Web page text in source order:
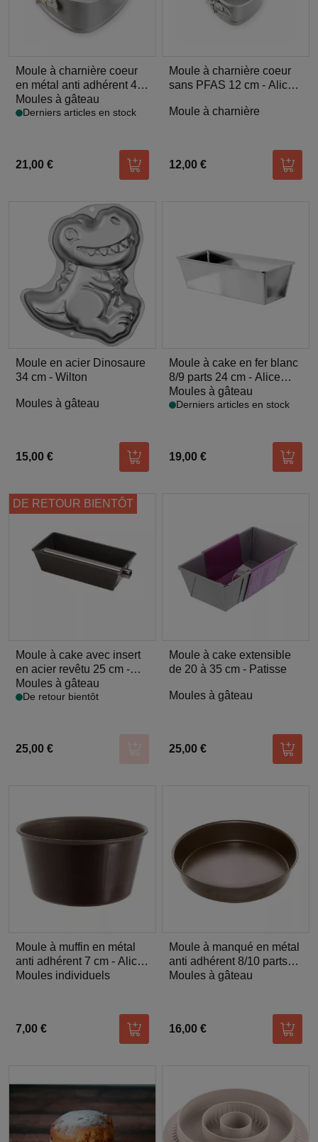
Moule à charnière coeur
en métal anti adhérent 4/6
parts 20
Moules à gâteau
Derniers articles en stock
21,00 € Ajouter au panier
Moule à charnière coeur
sans PFAS 12 cm - Alice
Moule à charnière
12,00 €
Moule en acier Dinosaure
34 cm - Wilton
Moules à gâteau
15,00 € Ajouter au panier
Moule à cake en fer blanc
8/9 parts 24 cm - Alice
Délice
Moules à gâteau
Derniers articles en stock
19,00 €
DE RETOUR BIENTÔT
Moule à cake avec insert
en acier revêtu 25 cm -
Patisse Fr
Moules à gâteau
De retour bientôt
25,00 € Ajouter au panier
Moule à cake extensible
de 20 à 35 cm - Patisse
Moules à gâteau
25,00 €
Moule à muffin en métal
anti adhérent 7 cm - Alice
Délice
Moules individuels
7,00 € Ajouter au panier
Moule à manqué en métal
anti adhérent 8/10 parts
26 cm - Al
Moules à gâteau
16,00 €